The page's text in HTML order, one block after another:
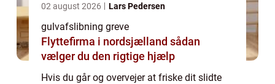
02 august 2026 Lars Pedersen
gulvafslibning greve
Flyttefirma i nordsjælland sådan
vælger du den rigtige hjælp
Hvis du går og overvejer at friske dit slidte